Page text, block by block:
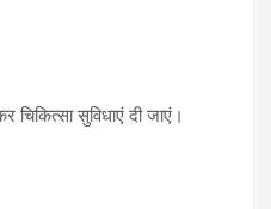
चिकित्सा सुविधाएं दी जाएं।